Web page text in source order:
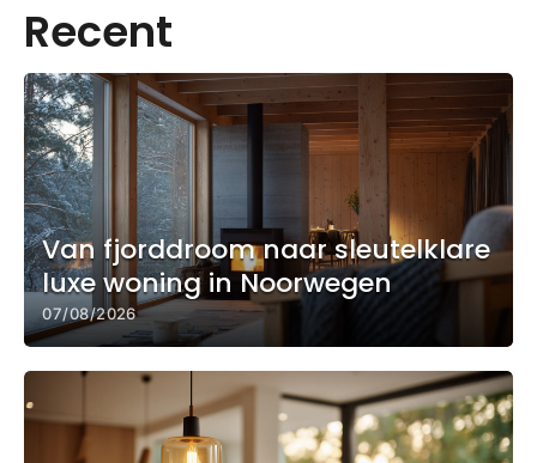
Recent
Van fjorddroom naar sleutelklare
luxe woning in Noorwegen
07/08/2026